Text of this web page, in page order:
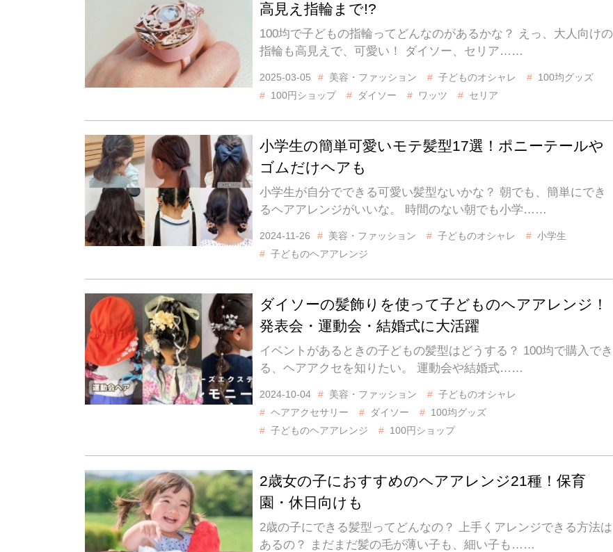
高見え指輪まで!?
100均で子どもの指輪ってどんなのがあるかな？ えっ、大人向けの
指輪も高見えで、可愛い！ ダイソー、セリア……
2025-03-05 美容・ファッション 子どものオシャレ
100均グッズ
100円ショップ
ダイソー ワッツ セリア
小学生の簡単可愛いモテ髪型17選！ポニーテールや
ゴムだけヘアも
小学生が自分でできる可愛い髪型ないかな？ 朝でも、簡単にでき
るヘアアレンジがいいな。 時間のない朝でも小学……
2024-11-26 美容・ファッション 子どものオシャレ
小学生
子どものヘアアレンジ
ダイソーの髪飾りを使って子どものヘアアレンジ！
発表会・運動会・結婚式に大活躍
イベントがあるときの子どもの髪型はどうする？ 100均で購入でき
る、ヘアアクセを知りたい。 運動会や結婚式……
2024-10-04 美容・ファッション
子どものオシャレ
ヘアアクセサリー
ダイソー
100均グッズ
子どものヘアアレンジ
100円ショップ
2歳女の子におすすめのヘアアレンジ21種！保育
園・休日向けも
2歳の子にできる髪型ってどんなの？ 上手くアレンジできる方法は
あるの？ まだまだ髪の毛が薄い子も、細い子も……